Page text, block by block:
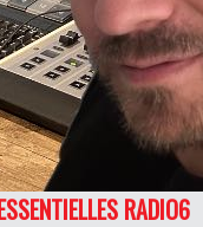
RADIO6